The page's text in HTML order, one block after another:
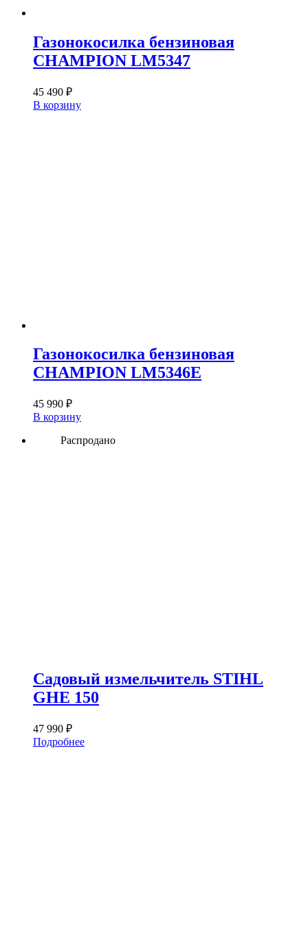
Газонокосилка бензиновая
CHAMPION LM5347
45 490 ₽
В корзину
Газонокосилка бензиновая
CHAMPION LM5346E
45 990 ₽
В корзину
Распродано
Садовый измельчитель STIHL
GHE 150
47 990 ₽
Подробнее